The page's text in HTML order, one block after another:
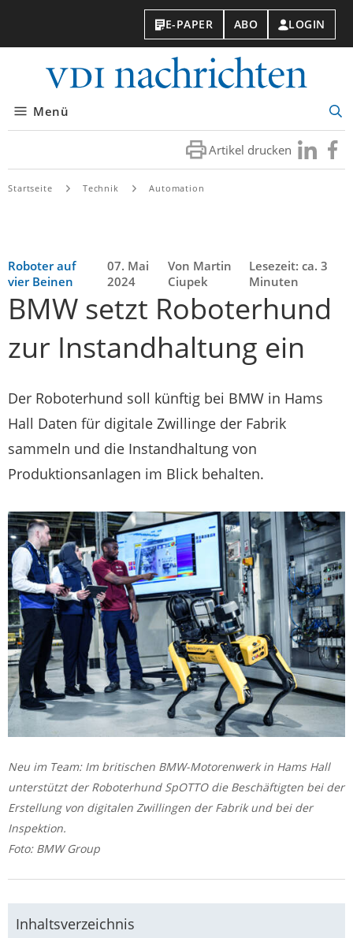
E-PAPER ABO LOGIN
Menü
Artikel drucken Besuchen
Sie
Sie
Startseite Technik Automation
Roboter auf
vier Beinen
07. Mai
2024
Von Martin
Ciupek
Lesezeit: ca. 3
Minuten
BMW setzt Roboterhund
zur Instandhaltung ein
Der Roboterhund soll künftig bei BMW in Hams
Hall Daten für digitale Zwillinge der Fabrik
sammeln und die Instandhaltung von
Produktionsanlagen im Blick behalten.
Neu im Team: Im britischen BMW-Motorenwerk in Hams Hall
unterstützt der Roboterhund SpOTTO die Beschäftigten bei der
Erstellung von digitalen Zwillingen der Fabrik und bei der
Inspektion.
Foto: BMW Group
Inhaltsverzeichnis